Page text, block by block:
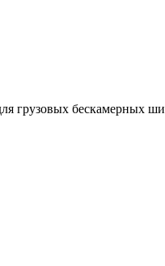
грузовых бескамерных